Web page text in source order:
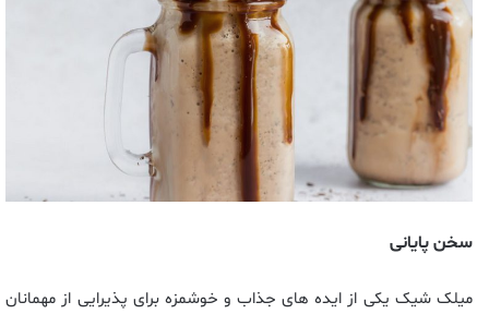
سخن پایانی
میلک شیک یکی از ایده های جذاب و خوشمزه برای پذیرایی از مهمانان